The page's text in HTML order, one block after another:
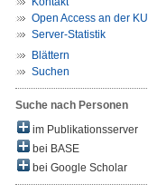
Open Access an der KU
Server-Statistik
Blättern
Suchen
Suche nach Personen
im Publikationsserver
bei BASE
bei Google Scholar